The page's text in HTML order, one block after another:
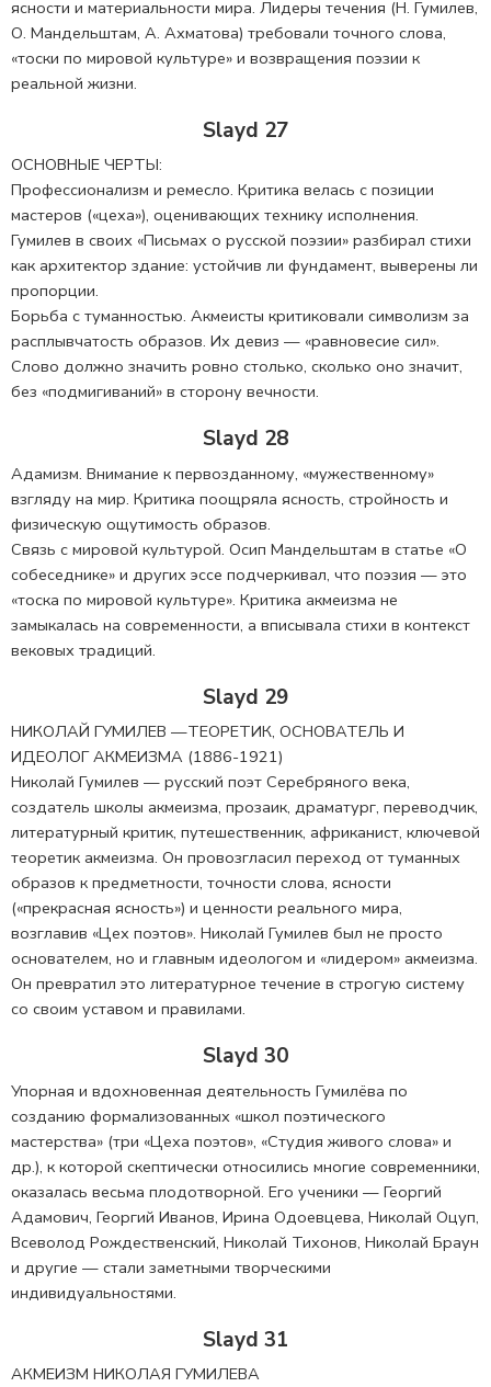
ясности и материальности мира. Лидеры течения (Н. Гумилев,
О. Мандельштам, А. Ахматова) требовали точного слова,
«тоски по мировой культуре» и возвращения поэзии к
реальной жизни.
Slayd 27
ОСНОВНЫЕ ЧЕРТЫ:
Профессионализм и ремесло. Критика велась с позиции
мастеров («цеха»), оценивающих технику исполнения.
Гумилев в своих «Письмах о русской поэзии» разбирал стихи
как архитектор здание: устойчив ли фундамент, выверены ли
пропорции.
Борьба с туманностью. Акмеисты критиковали символизм за
расплывчатость образов. Их девиз — «равновесие сил».
Слово должно значить ровно столько, сколько оно значит,
без «подмигиваний» в сторону вечности.
Slayd 28
Адамизм. Внимание к первозданному, «мужественному»
взгляду на мир. Критика поощряла ясность, стройность и
физическую ощутимость образов.
Связь с мировой культурой. Осип Мандельштам в статье «О
собеседнике» и других эссе подчеркивал, что поэзия — это
«тоска по мировой культуре». Критика акмеизма не
замыкалась на современности, а вписывала стихи в контекст
вековых традиций.
Slayd 29
НИКОЛАЙ ГУМИЛЕВ —ТЕОРЕТИК, ОСНОВАТЕЛЬ И
ИДЕОЛОГ АКМЕИЗМА (1886-1921)
Николай Гумилев — русский поэт Серебряного века,
создатель школы акмеизма, прозаик, драматург, переводчик,
литературный критик, путешественник, африканист, ключевой
теоретик акмеизма. Он провозгласил переход от туманных
образов к предметности, точности слова, ясности
(«прекрасная ясность») и ценности реального мира,
возглавив «Цех поэтов». Николай Гумилев был не просто
основателем, но и главным идеологом и «лидером» акмеизма.
Он превратил это литературное течение в строгую систему
со своим уставом и правилами.
Slayd 30
Упорная и вдохновенная деятельность Гумилёва по
созданию формализованных «школ поэтического
мастерства» (три «Цеха поэтов», «Студия живого слова» и
др.), к которой скептически относились многие современники,
оказалась весьма плодотворной. Его ученики — Георгий
Адамович, Георгий Иванов, Ирина Одоевцева, Николай Оцуп,
Всеволод Рождественский, Николай Тихонов, Николай Браун
и другие — стали заметными творческими
индивидуальностями.
Slayd 31
АКМЕИЗМ НИКОЛАЯ ГУМИЛЕВА